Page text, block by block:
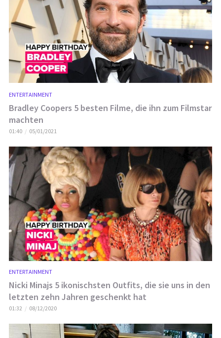
ENTERTAINMENT
Bradley Coopers 5 besten Filme, die ihn zum Filmstar
machten
01:40 05/01/2021
ENTERTAINMENT
Nicki Minajs 5 ikonischsten Outfits, die sie uns in den
letzten zehn Jahren geschenkt hat
01:32 08/12/2020